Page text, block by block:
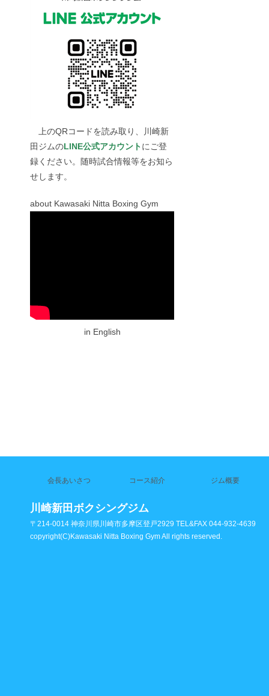
上のQRコードを読み取り、川崎新
田ジムのLINE公式アカウントにご登
録ください。随時試合情報等をお知ら
せします。
about Kawasaki Nitta Boxing Gym
in English
会長あいさつ コース紹介 ジム概要
川崎新田ボクシングジム
〒214-0014 神奈川県川崎市多摩区登戸2929 TEL&FAX 044-932-4639
copyright(C)Kawasaki Nitta Boxing Gym All rights reserved.